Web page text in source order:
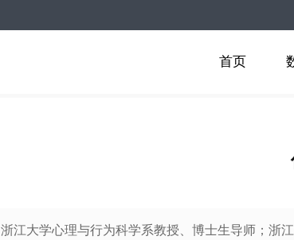
首页
浙江大学心理与行为科学系教授、博士生导师；浙